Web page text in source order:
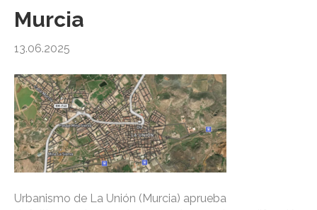
Murcia
13.06.2025
Urbanismo de La Unión (Murcia) aprueba